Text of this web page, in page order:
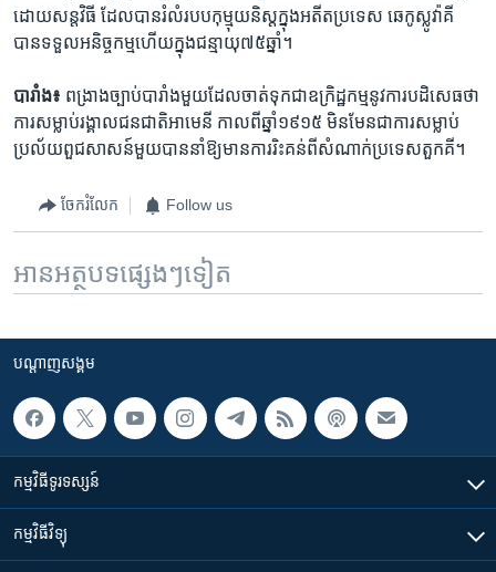
ដោយ​សន្តវិធី​ ដែល​បានរំលំ​របប​កុម្មុយនិស្ត​ក្នុង​អតី​តប្រទេស​ ឆេកូស្លូវ៉ាគី
បាន​ទទួល​អនិច្ច​កម្ម​ហើយ​ក្នុង​ជន្មាយុ​៧៥​ឆ្នាំ។​
បារាំង៖ ពង្រាងច្បាប់​បារាំង​មួយ​ដែល​ចាត់​ទុកជា​ឧក្រិដ្ឋកម្មនូវការ​បដិសេធ​ថា​
ការ​សម្លាប់​រង្គាល​ជន​ជាតិ​អាមេនី កាល​ពី​ឆ្នាំ​១៩១៥ ​មិន​មែន​ជា​ការ​សម្លាប់​
ប្រល័យ​ពួជសាសន៍​មួយ​បាន​នាំ​ឱ្យ​មាន​ការ​រិះគន់​ពី​សំណាក់​ប្រទេស​តួកគី។​
ចែករំលែក Follow us
អានអត្ថបទផ្សេងៗទៀត
បណ្តាញ​សង្គម
កម្មវិធី​ទូរទស្សន៍
កម្មវិធី​វិទ្យុ